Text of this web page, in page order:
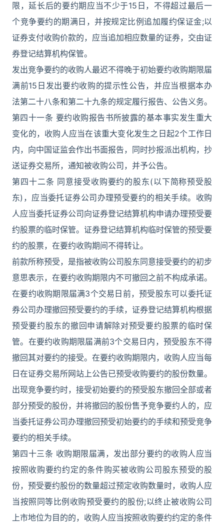
限，延长后的要约期应当不少于15日，不得超过最后一
个竞争要约的期满日，并按规定比例追加履约保证金;以
证券支付收购价款的，应当追加相应数量的证券，交由证
券登记结算机构保管。
发出竞争要约的收购人最迟不得晚于初始要约收购期限届
满前15日发出要约收购的提示性公告，并应当根据本办
法第二十八条和第二十九条的规定履行报告、公告义务。
第四十一条 要约收购报告书所披露的基本事实发生重大
变化的，收购人应当在该重大变化发生之日起2个工作日
内，向中国证监会作出书面报告，同时抄报派出机构，抄
送证券交易所，通知被收购公司，并予公告。
第四十二条 同意接受收购要约的股东(以下简称预受股
东)，应当委托证券公司办理预受要约的相关手续。收购
人应当委托证券公司向证券登记结算机构申请办理预受要
约股票的临时保管。证券登记结算机构临时保管的预受要
约的股票，在要约收购期间不得转让。
前款所称预受，是指被收购公司股东同意接受要约的初步
意思表示，在要约收购期限内不可撤回之前不构成承诺。
在要约收购期限届满3个交易日前，预受股东可以委托证
券公司办理撤回预受要约的手续，证券登记结算机构根据
预受要约股东的撤回申请解除对预受要约股票的临时保
管。在要约收购期限届满前3个交易日内，预受股东不得
撤回其对要约的接受。在要约收购期限内，收购人应当每
日在证券交易所网站上公告已预受收购要约的股份数量。
出现竞争要约时，接受初始要约的预受股东撤回全部或者
部分预受的股份，并将撤回的股份售予竞争要约人的，应
当委托证券公司办理撤回预受初始要约的手续和预受竞争
要约的相关手续。
第四十三条 收购期限届满，发出部分要约的收购人应当
按照收购要约约定的条件购买被收购公司股东预受的股
份，预受要约股份的数量超过预定收购数量时，收购人应
当按照同等比例收购预受要约的股份;以终止被收购公司
上市地位为目的的，收购人应当按照收购要约约定的条件